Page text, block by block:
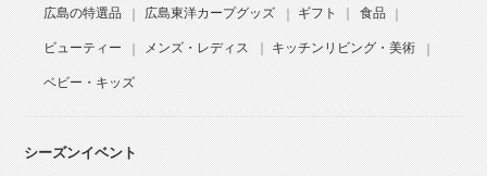
広島の特選品 広島東洋カープグッズ ギフト 食品
ビューティー メンズ・レディス キッチンリビング・美術
ベビー・キッズ
シーズンイベント